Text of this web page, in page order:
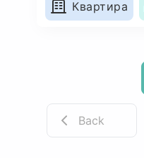
Квартира
Back